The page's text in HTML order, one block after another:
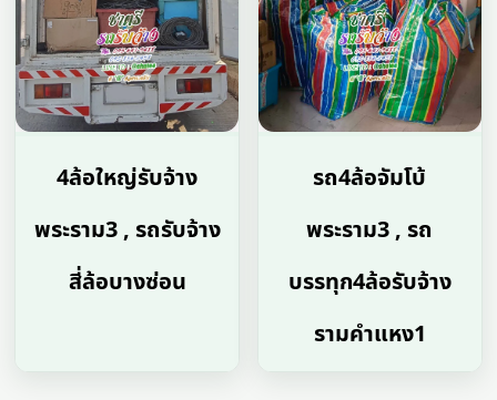
4ล้อใหญ่รับจ้าง
พระราม3 , รถรับจ้าง
สี่ล้อบางซ่อน
รถ4ล้อจัมโบ้
พระราม3 , รถ
บรรทุก4ล้อรับจ้าง
รามคําแหง1